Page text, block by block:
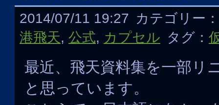
2014/07/11 19:27 カテゴリー：
港飛天, 公式, カプセル タグ：
最近、飛天資料集を一部リ
と思っています。